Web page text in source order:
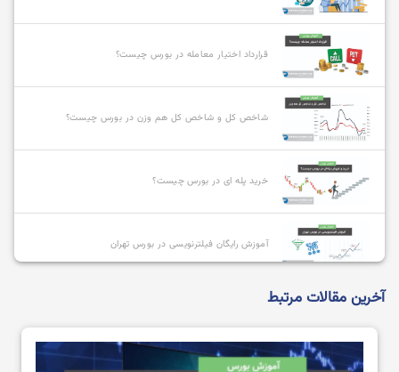
قرارداد اختیار معامله در بورس چیست؟
شاخص کل و شاخص کل هم وزن در بورس چیست؟
خرید پله ای در بورس چیست؟
آموزش رایگان فیلترنویسی در بورس تهران
آخرین مقالات مرتبط